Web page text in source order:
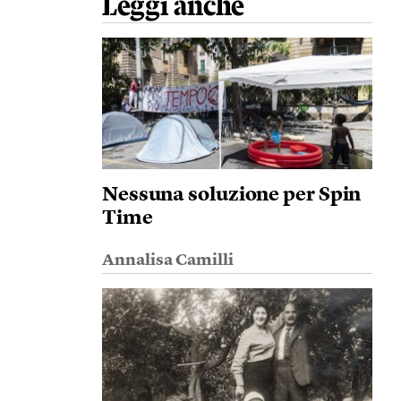
Leggi anche
Nessuna soluzione per Spin
Time
Annalisa Camilli